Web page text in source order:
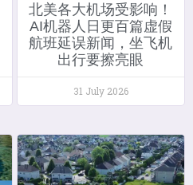
北美各大机场受影响！
AI机器人日更百篇虚假
航班延误新闻，坐飞机
出行要擦亮眼
31 July 2026